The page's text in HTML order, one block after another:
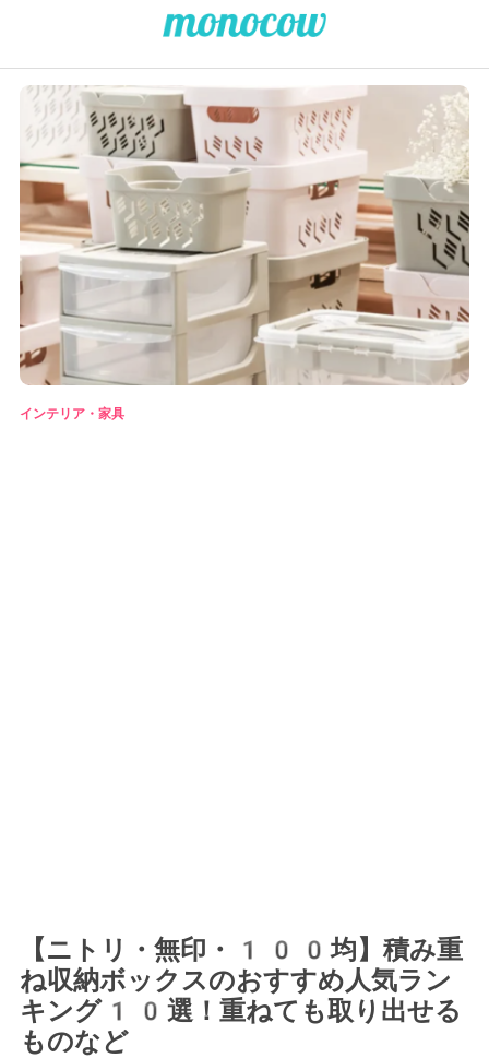
インテリア・家具
【ニトリ・無印・100均】積み重
ね収納ボックスのおすすめ人気ラン
キング10選！重ねても取り出せる
ものなど